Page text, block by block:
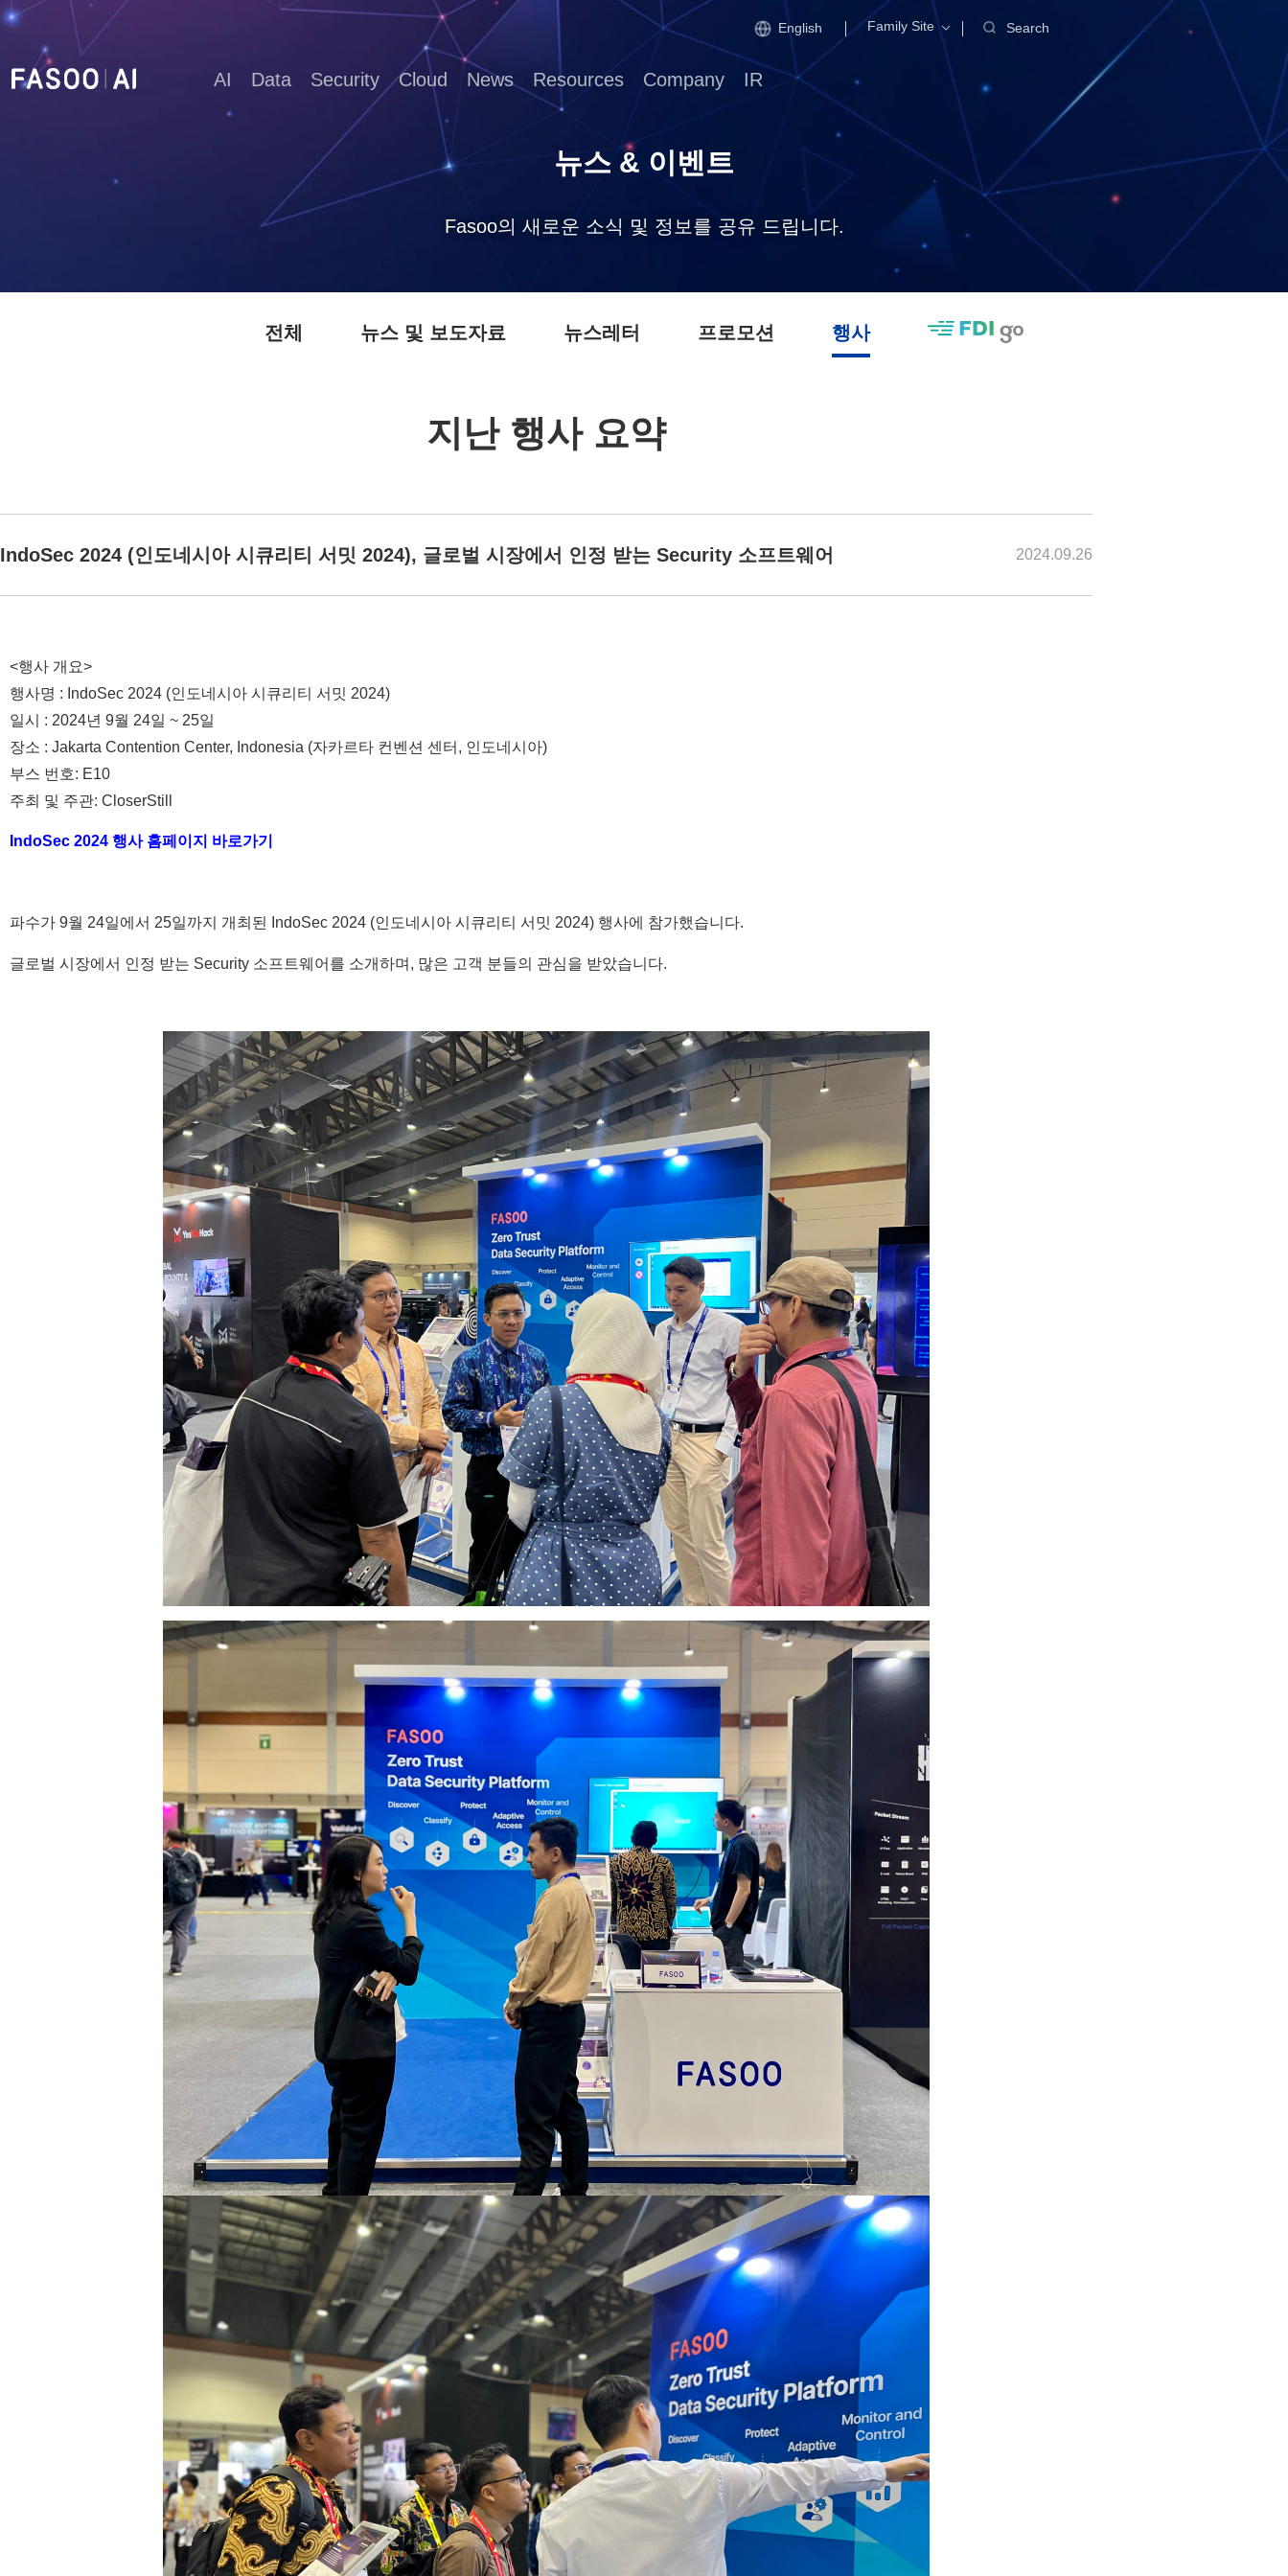
English Family Site Search
AI Data Security Cloud News Resources Company IR
뉴스 & 이벤트
Fasoo의 새로운 소식 및 정보를 공유 드립니다.
전체 뉴스 및 보도자료 뉴스레터 프로모션 행사
지난 행사 요약
IndoSec 2024 (인도네시아 시큐리티 서밋 2024), 글로벌 시장에서 인정 받는 Security 소프트웨어 2024.09.26
<행사 개요>
행사명 : IndoSec 2024 (인도네시아 시큐리티 서밋 2024)
일시 : 2024년 9월 24일 ~ 25일
장소 : Jakarta Contention Center, Indonesia (자카르타 컨벤션 센터, 인도네시아)
부스 번호: E10
주최 및 주관: CloserStill
IndoSec 2024 행사 홈페이지 바로가기
파수가 9월 24일에서 25일까지 개최된 IndoSec 2024 (인도네시아 시큐리티 서밋 2024) 행사에 참가했습니다.
글로벌 시장에서 인정 받는 Security 소프트웨어를 소개하며, 많은 고객 분들의 관심을 받았습니다.